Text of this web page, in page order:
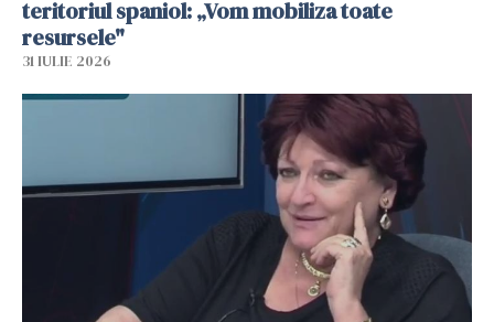
teritoriul spaniol: „Vom mobiliza toate
resursele"
31 IULIE 2026